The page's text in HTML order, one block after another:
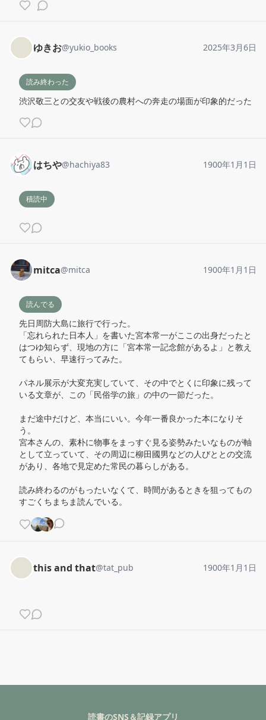
ゆきお@yukio_books 2025年3月6日
読み終わった
渋沢敬三との交友や戦後の農村への奔走の場面が印象的だった
はちや@hachiya83 1900年1月1日
積読中
mitca@mitca 1900年1月1日
読んでる
先日周防大島に旅行で行った。
「忘れられた日本人」を書いた宮本常一がここの出身だったと
はつゆ知らず、現地の方に「宮本常一記念館があるよ」と教え
てもらい、早速行ってみた。
パネル展示が大変充実していて、その中でとくに印象に残って
いる文章が、この「民俗学の旅」の中の一節だった。
まだ途中だけど、本当にいい。今年一番良かった本になりそ
う。
宮本さんの、素朴に物事をまっすぐ見る姿勢みたいなものが軸
として立っていて、その周辺に柳田國男などの人びととの交流
があり、各地で見定めた常民の暮らしがある。
読み終わるのがもったいなくて、時間があるときを狙ってもの
すごくちまちま読んでいる。
this and that@tat_pub 1900年1月1日
読書のSNS＆記録アプリ